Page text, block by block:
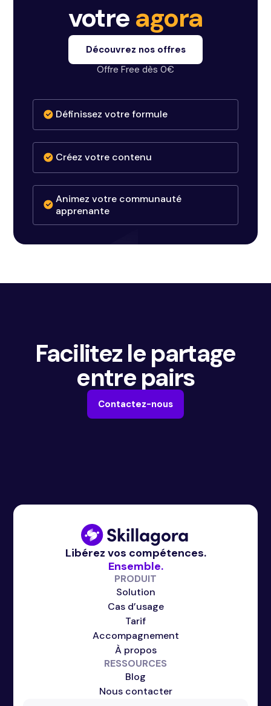
votreagora
Découvrez nos offres
Offre Free dès 0€
Définissez votre formule
Créez votre contenu
Animez votre communauté
apprenante
Facilitez le partage
entre pairs
Contactez-nous
Libérez vos compétences.
Ensemble.
PRODUIT
Solution
Cas d’usage
Tarif
Accompagnement
À propos
RESSOURCES
Blog
Nous contacter